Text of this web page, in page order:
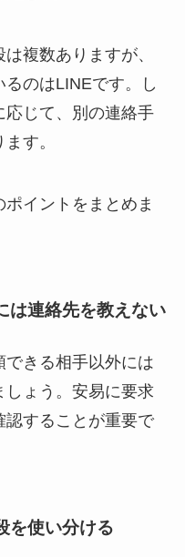
複数ありますが、
のはLINEです。し
応じて、別の連絡手
す。
イントをまとめま
は連絡先を教えない
きる相手以外には
ょう。安易に要求
認することが重要で
を使い分ける